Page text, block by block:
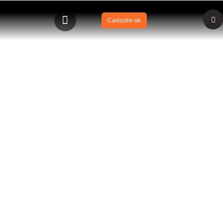
Cadastre-se